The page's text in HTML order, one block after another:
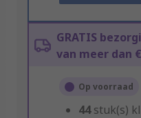
GRATIS
van meer dan
Op voorraad
44stuk(s)